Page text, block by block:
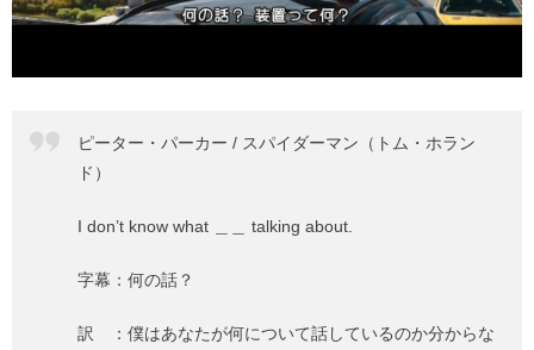
ピーター・パーカー / スパイダーマン（トム・ホラン
ド）
I don’t know what ＿＿ talking about.
字幕：何の話？
訳 ：僕はあなたが何について話しているのか分からな